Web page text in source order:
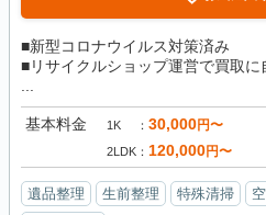
■新型コロナウイルス対策済み
■リサイクルショップ運営で買取に
基本料金 1K 30,000円〜
2LDK 120,000円〜
遺品整理 生前整理 特殊清掃